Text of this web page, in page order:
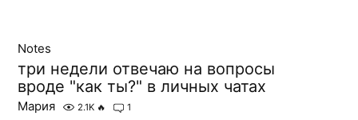
Notes
три недели отвечаю на вопросы
вроде "как ты?" в личных чатах
Мария 2.1K 🔥 1